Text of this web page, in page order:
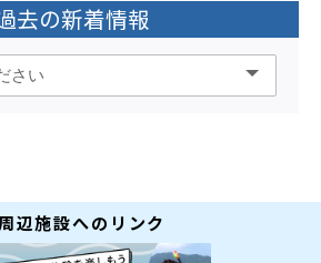
去の新着情報
周辺施設へのリンク